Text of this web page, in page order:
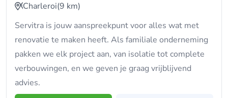
Charleroi(9 km)
Servitra is jouw aanspreekpunt voor alles wat met
renovatie te maken heeft. Als familiale onderneming
pakken we elk project aan, van isolatie tot complete
verbouwingen, en we geven je graag vrijblijvend
advies.